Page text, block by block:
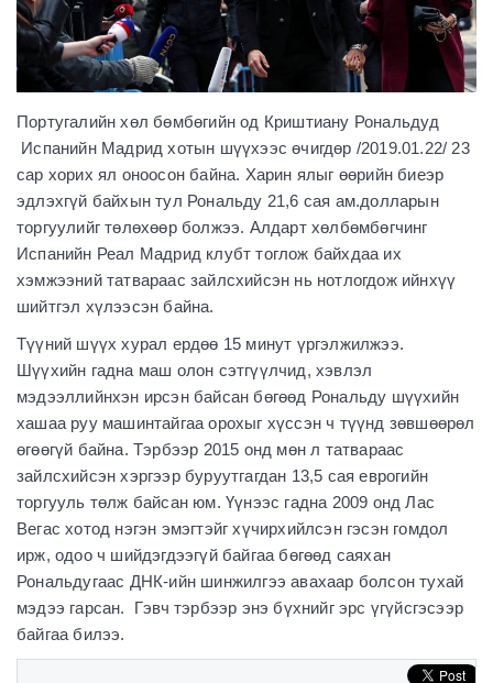
Португалийн хөл бөмбөгийн од Криштиану Рональдуд
Испанийн Мадрид хотын шүүхээс өчигдөр /2019.01.22/ 23
сар хорих ял оноосон байна. Харин ялыг өөрийн биеэр
эдлэхгүй байхын тул Рональду 21,6 сая ам.долларын
торгуулийг төлөхөөр болжээ. Алдарт хөлбөмбөгчинг
Испанийн Реал Мадрид клубт тоглож байхдаа их
хэмжээний татвараас зайлсхийсэн нь нотлогдож ийнхүү
шийтгэл хүлээсэн байна.
Түүний шүүх хурал ердөө 15 минут үргэлжилжээ.
Шүүхийн гадна маш олон сэтгүүлчид, хэвлэл
мэдээллийнхэн ирсэн байсан бөгөөд Рональду шүүхийн
хашаа руу машинтайгаа орохыг хүссэн ч түүнд зөвшөөрөл
өгөөгүй байна. Тэрбээр 2015 онд мөн л татвараас
зайлсхийсэн хэргээр буруутгагдан 13,5 сая еврогийн
торгууль төлж байсан юм. Үүнээс гадна 2009 онд Лас
Вегас хотод нэгэн эмэгтэйг хүчирхийлсэн гэсэн гомдол
ирж, одоо ч шийдэгдээгүй байгаа бөгөөд саяхан
Рональдугаас ДНК-ийн шинжилгээ авахаар болсон тухай
мэдээ гарсан. Гэвч тэрбээр энэ бүхнийг эрс үгүйсгэсээр
байгаа билээ.